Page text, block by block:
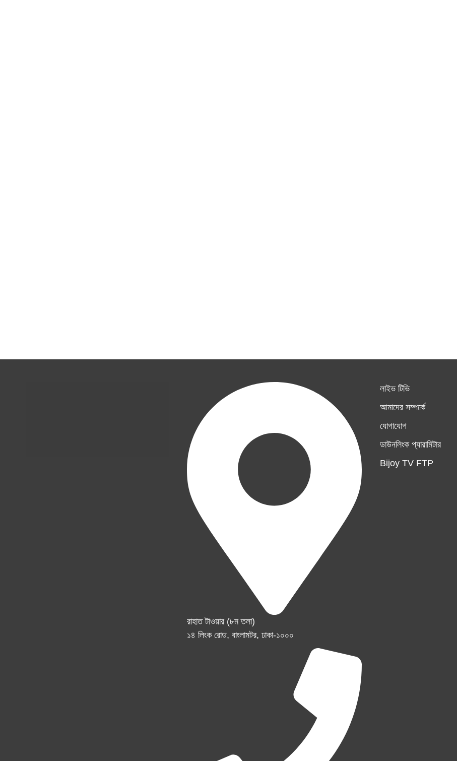
রাহাত টাওয়ার (৮ম তলা)
১৪ লিংক রোড, বাংলামটর, ঢাকা-১০০০
লাইভ টিভি
আমাদের সম্পর্কে
যোগাযোগ
ডাউনলিংক প্যারামিটার
Bijoy TV FTP